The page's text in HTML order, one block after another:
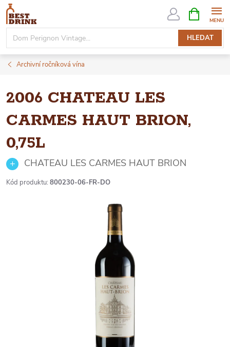
Přejít
obsah
HLEDAT
NÁKUPNÍ
KOŠÍK
Archivní ročníková vína
2006 CHATEAU LES
CARMES HAUT BRION,
0,75L
CHATEAU LES CARMES HAUT BRION
Kód produktu: 800230-06-FR-DO